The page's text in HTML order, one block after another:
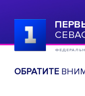
ОБРАТИТЕ